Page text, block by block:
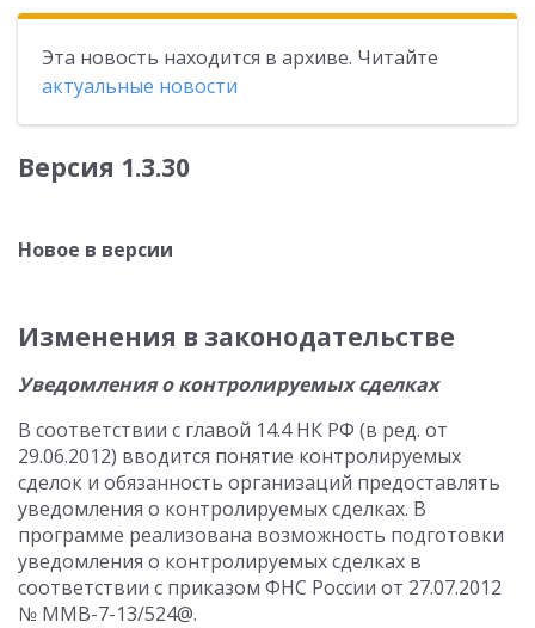
Эта новость находится в архиве. Читайте
актуальные новости
Версия 1.3.30
Новое в версии
Изменения в законодательстве
Уведомления о контролируемых сделках
В соответствии с главой 14.4 НК РФ (в ред. от
29.06.2012) вводится понятие контролируемых
сделок и обязанность организаций предоставлять
уведомления о контролируемых сделках. В
программе реализована возможность подготовки
уведомления о контролируемых сделках в
соответствии с приказом ФНС России от 27.07.2012
№ ММВ-7-13/524@.